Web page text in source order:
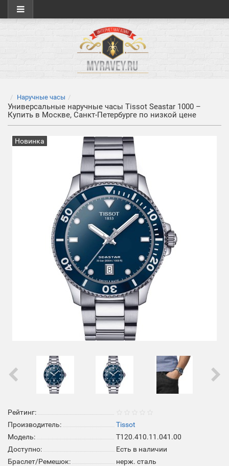
Наручные часы
Универсальные наручные часы Tissot Seastar 1000 –
Купить в Москве, Санкт-Петербурге по низкой цене
Новинка
Рейтинг:
Производитель:
Tissot
Модель:
T120.410.11.041.00
Доступно:
Есть в наличии
Браслет/Ремешок:
нерж. сталь